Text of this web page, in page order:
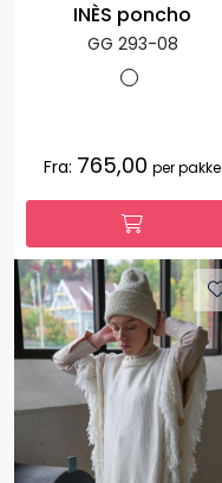
INÈS poncho
GG 293-08
Fra: 765,00 per pakke